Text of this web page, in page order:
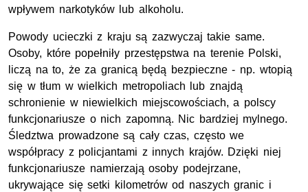
wpływem narkotyków lub alkoholu.
Powody ucieczki z kraju są zazwyczaj takie same.
Osoby, które popełniły przestępstwa na terenie Polski,
liczą na to, że za granicą będą bezpieczne - np. wtopią
się w tłum w wielkich metropoliach lub znajdą
schronienie w niewielkich miejscowościach, a polscy
funkcjonariusze o nich zapomną. Nic bardziej mylnego.
Śledztwa prowadzone są cały czas, często we
współpracy z policjantami z innych krajów. Dzięki niej
funkcjonariusze namierzają osoby podejrzane,
ukrywające się setki kilometrów od naszych granic i